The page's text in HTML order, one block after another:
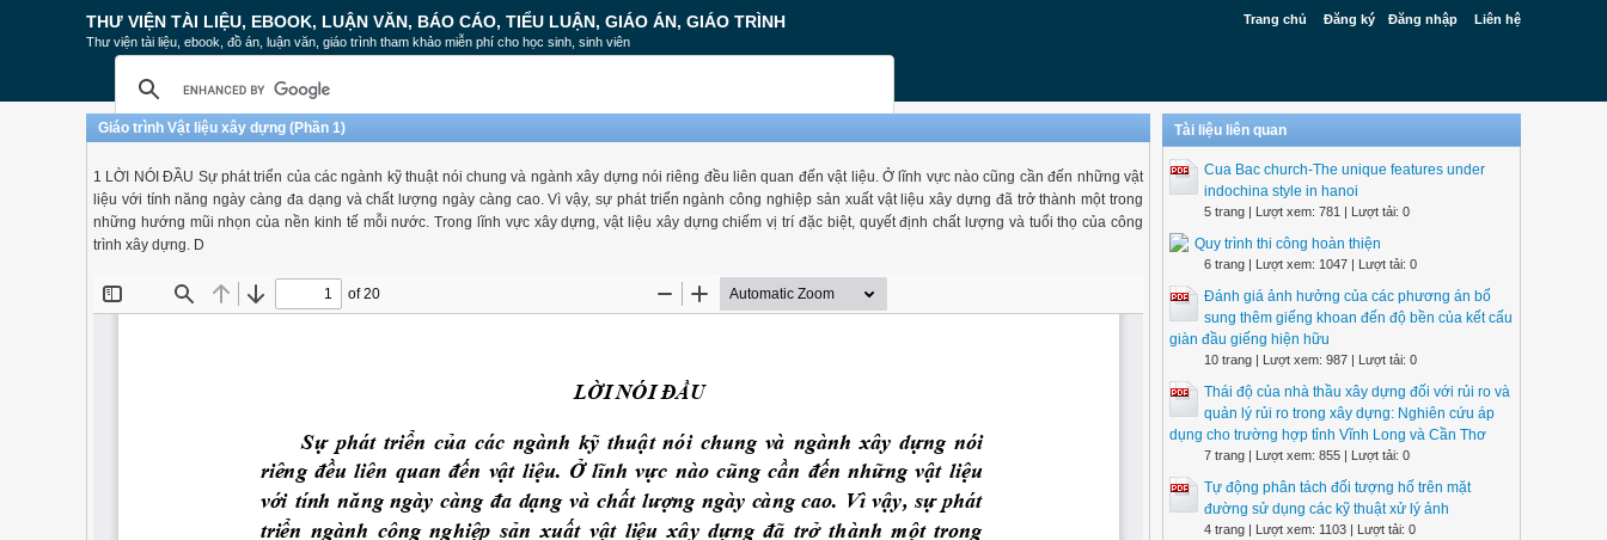
Trang chủ Đăng ký Đăng nhập Liên hệ
THƯ VIỆN TÀI LIỆU, EBOOK, LUẬN VĂN, BÁO CÁO, TIỂU LUẬN, GIÁO ÁN, GIÁO TRÌNH
Thư viện tài liệu, ebook, đồ án, luận văn, giáo trình tham khảo miễn phí cho học sinh, sinh viên
Giáo trình Vật liệu xây dựng (Phần 1)
1 LỜI NÓI ĐẦU Sự phát triển của các ngành kỹ thuật nói chung và ngành xây dựng nói riêng đều liên quan đến vật liệu. Ở lĩnh vực nào cũng cần đến những vật
liệu với tính năng ngày càng đa dạng và chất lượng ngày càng cao. Vì vậy, sự phát triển ngành công nghiệp sản xuất vật liệu xây dựng đã trở thành một trong
những hướng mũi nhọn của nền kinh tế mỗi nước. Trong lĩnh vực xây dựng, vật liệu xây dựng chiếm vị trí đặc biệt, quyết định chất lượng và tuổi thọ của công
trình xây dựng. D
Tài liệu liên quan
Cua Bac church-The unique features under
indochina style in hanoi
5 trang | Lượt xem: 781 | Lượt tải: 0
Quy trình thi công hoàn thiện
6 trang | Lượt xem: 1047 | Lượt tải: 0
Đánh giá ảnh hưởng của các phương án bổ
sung thêm giếng khoan đến độ bền của kết cấu
giàn đầu giếng hiện hữu
10 trang | Lượt xem: 987 | Lượt tải: 0
Thái độ của nhà thầu xây dựng đối với rủi ro và
quản lý rủi ro trong xây dựng: Nghiên cứu áp
dụng cho trường hợp tỉnh Vĩnh Long và Cần Thơ
7 trang | Lượt xem: 855 | Lượt tải: 0
Tự động phân tách đối tượng hố trên mặt
đường sử dụng các kỹ thuật xử lý ảnh
4 trang | Lượt xem: 1103 | Lượt tải: 0